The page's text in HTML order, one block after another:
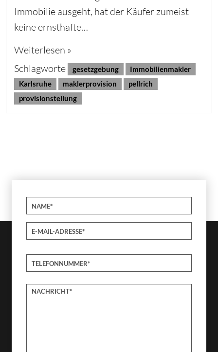
Immobilie ausgeht, hat der Käufer zumeist
keine ernsthafte…
Weiterlesen »
Schlagworte
gesetzgebung
Immobilienmakler
Karlsruhe
maklerprovision
pellrich
provisionsteilung